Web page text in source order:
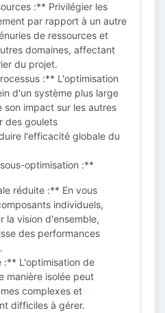
:** Privilégier les
par rapport à un autre
de ressources et
domaines, affectant
du projet.
:** L'optimisation
d'un système plus large
son impact sur les autres
des goulets
l'efficacité globale du
optimisation :**
réduite :** En vous
individuels,
la vision d'ensemble,
des performances
:** L'optimisation de
manière isolée peut
complexes et
difficiles à gérer.